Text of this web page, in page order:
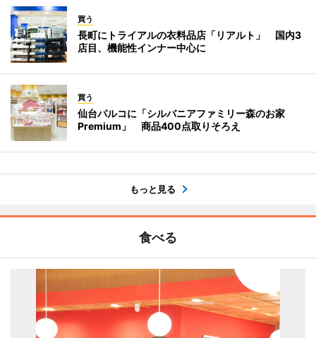
買う
長町にトライアルの衣料品店「リアルト」 国内3
店目、機能性インナー中心に
買う
仙台パルコに「シルバニアファミリー森のお家
Premium」 商品400点取りそろえ
もっと見る
食べる